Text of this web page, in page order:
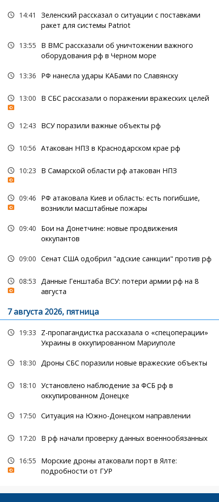
14:41
Зеленский рассказал о ситуации с поставками
ракет для системы Patriot
13:55
В ВМС рассказали об уничтожении важного
оборудования рф в Черном море
13:36 РФ нанесла удары КАБами по Славянску
13:00 В СБС рассказали о поражении вражеских целей
12:43 ВСУ поразили важные объекты рф
10:56 Атакован НПЗ в Краснодарском крае рф
10:23 В Самарской области рф атакован НПЗ
09:46
РФ атаковала Киев и область: есть погибшие,
возникли масштабные пожары
09:40
Бои на Донетчине: новые продвижения
оккупантов
09:00 Сенат США одобрил "адские санкции" против рф
08:53
Данные Генштаба ВСУ: потери армии рф на 8
августа
7 августа 2026, пятница
19:33
Z-пропагандистка рассказала о «спецоперации»
Украины в оккупированном Мариуполе
18:30 Дроны СБС поразили новые вражеские объекты
18:10 Установлено наблюдение за ФСБ рф в
оккупированном Донецке
17:50 Ситуация на Южно-Донецком направлении
17:20 В рф начали проверку данных военнообязанных
16:55
Морские дроны атаковали порт в Ялте:
подробности от ГУР